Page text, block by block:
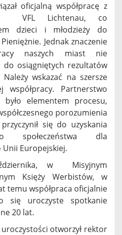
oficjalną współpracę z
VFL Lichtenau, co
dzieci i młodzieży do
Jednak znaczenie
naszych miast nie
do osiągniętych rezultatów
wskazać na szersze
współpracy. Partnerstwo
elementem procesu,
porozumienia
się do uzyskania
społeczeństwa dla
Europejskiej.
w Misyjnym
Księży Werbistów, w
temu współpraca oficjalnie
się uroczyste spotkanie
20 lat.
otworzył rektor